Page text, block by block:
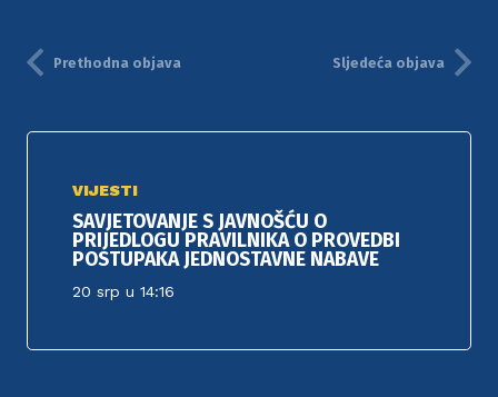
Prethodna objava Sljedeća objava
VIJESTI
SAVJETOVANJE S JAVNOŠĆU O
PRIJEDLOGU PRAVILNIKA O PROVEDBI
POSTUPAKA JEDNOSTAVNE NABAVE
20 srp u 14:16